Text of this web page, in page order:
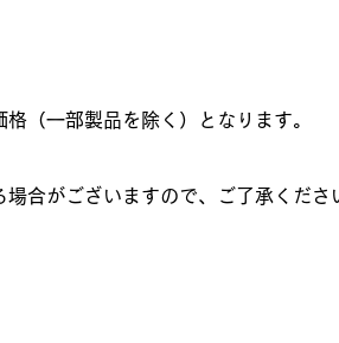
（一部製品を除く）となります。
合がございますので、ご了承くださ